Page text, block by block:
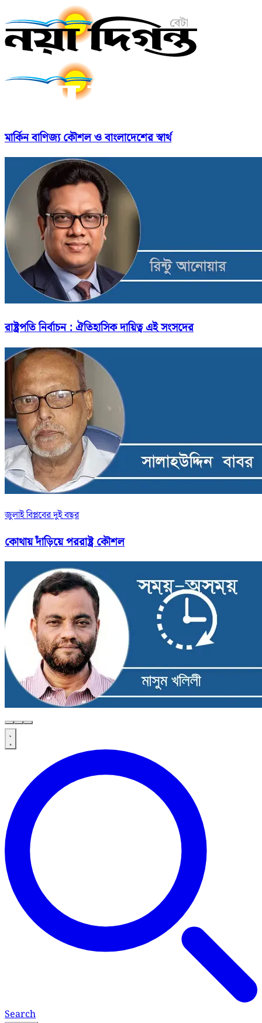
মার্কিন বাণিজ্য কৌশল ও বাংলাদেশের স্বার্থ
রাষ্ট্রপতি নির্বাচন : ঐতিহাসিক দায়িত্ব এই সংসদের
জুলাই বিপ্লবের দুই বছর
কোথায় দাঁড়িয়ে পররাষ্ট্র কৌশল
Search